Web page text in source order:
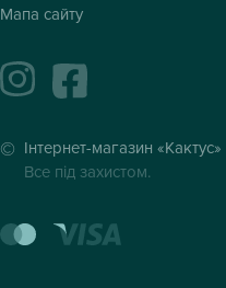
Мапа сайту
instagramfacebook
Інтернет-магазин
Все під захистом.
mastercard